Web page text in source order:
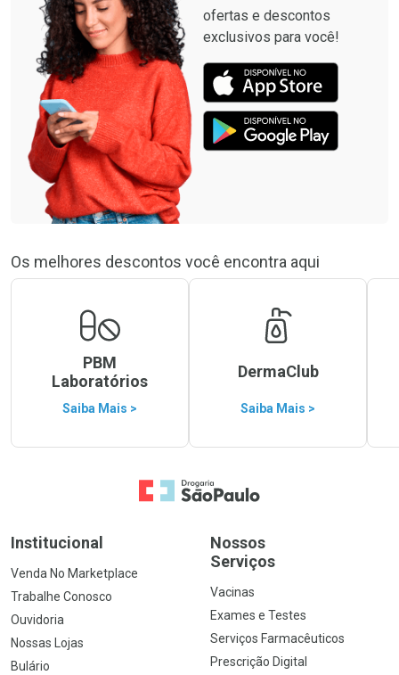
ofertas e descontos
exclusivos para você!
Os melhores descontos você encontra aqui
PBM
Laboratórios
Saiba Mais >
DermaClub
Saiba Mais >
Ir para a Home
Institucional
Venda No Marketplace
Trabalhe Conosco
Ouvidoria
Nossas Lojas
Bulário
Nossos
Serviços
Vacinas
Exames e Testes
Serviços Farmacêuticos
Prescrição Digital